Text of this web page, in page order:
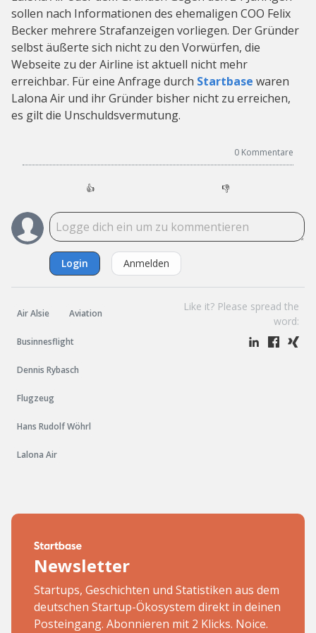
sollen nach Informationen des ehemaligen COO Felix
Becker mehrere Strafanzeigen vorliegen. Der Gründer
selbst äußerte sich nicht zu den Vorwürfen, die
Webseite zu der Airline ist aktuell nicht mehr
erreichbar. Für eine Anfrage durch Startbase waren
Lalona Air und ihr Gründer bisher nicht zu erreichen,
es gilt die Unschuldsvermutung.
0 Kommentare
👍 👎
Login Anmelden
Air Alsie Aviation
Businnesflight
Dennis Rybasch
Flugzeug
Hans Rudolf Wöhrl
Lalona Air
Like it? Please spread the
word:
Newsletter
Startups, Geschichten und Statistiken aus dem
deutschen Startup-Ökosystem direkt in deinen
Posteingang. Abonnieren mit 2 Klicks. Noice.